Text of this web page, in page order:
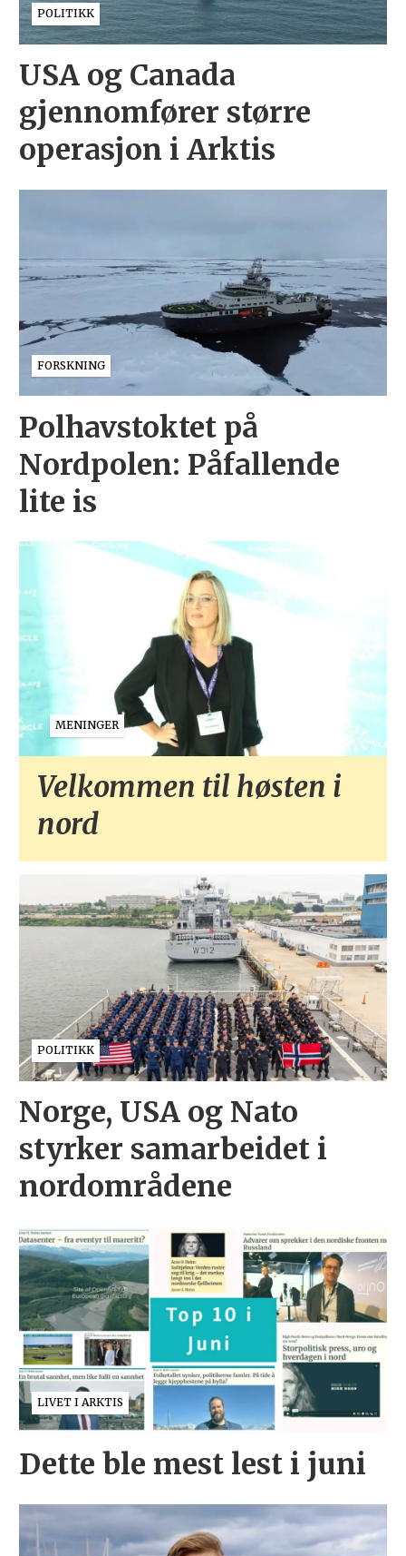
POLITIKK
USA og Canada
gjennomfører større
operasjon i Arktis
FORSKNING
Polhavstoktet på
Nordpolen: Påfallende
lite is
MENINGER
Velkommen til høsten i
nord
POLITIKK
Norge, USA og Nato
styrker samarbeidet i
nordområdene
LIVET I ARKTIS
Dette ble mest lest i juni